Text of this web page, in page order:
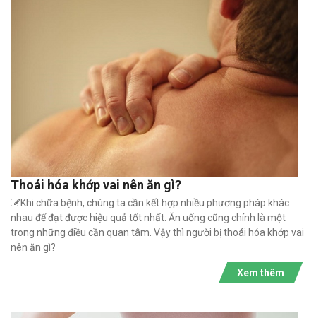
Thoái hóa khớp vai nên ăn gì?
Khi chữa bệnh, chúng ta cần kết hợp nhiều phương pháp khác
nhau để đạt được hiệu quả tốt nhất. Ăn uống cũng chính là một
trong những điều cần quan tâm. Vậy thì người bị thoái hóa khớp vai
nên ăn gì?
Xem thêm